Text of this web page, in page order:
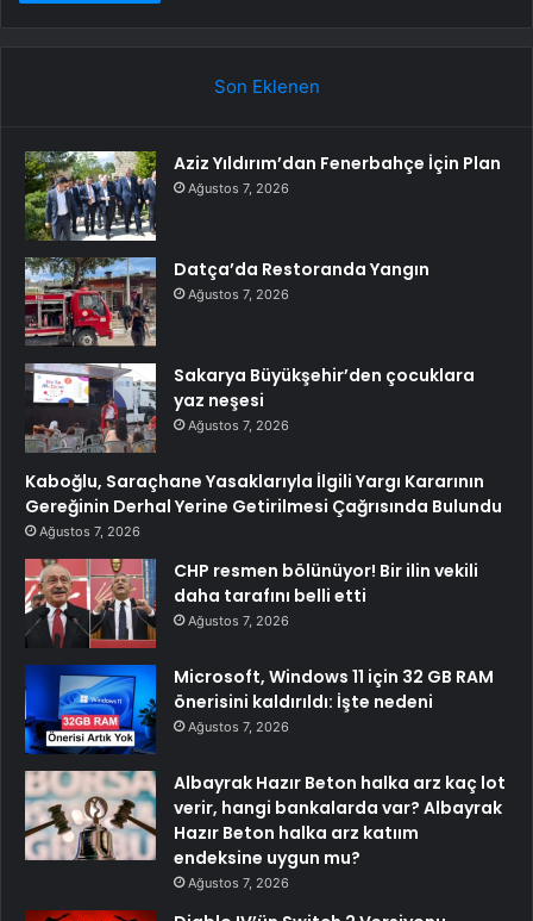
Son Eklenen
Aziz Yıldırım’dan Fenerbahçe İçin Plan
Ağustos 7, 2026
Datça’da Restoranda Yangın
Ağustos 7, 2026
Sakarya Büyükşehir’den çocuklara
yaz neşesi
Ağustos 7, 2026
Kaboğlu, Saraçhane Yasaklarıyla İlgili Yargı Kararının
Gereğinin Derhal Yerine Getirilmesi Çağrısında Bulundu
Ağustos 7, 2026
CHP resmen bölünüyor! Bir ilin vekili
daha tarafını belli etti
Ağustos 7, 2026
Microsoft, Windows 11 için 32 GB RAM
önerisini kaldırıldı: İşte nedeni
Ağustos 7, 2026
Albayrak Hazır Beton halka arz kaç lot
verir, hangi bankalarda var? Albayrak
Hazır Beton halka arz katıım
endeksine uygun mu?
Ağustos 7, 2026